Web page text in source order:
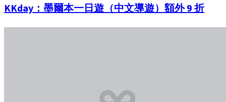
KKday：墨爾本一日遊（中文導遊）額外 9 折